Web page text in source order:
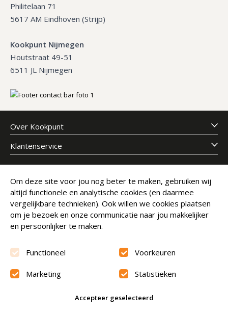
Philitelaan 71
5617 AM Eindhoven (Strijp)
Kookpunt Nijmegen
Houtstraat 49-51
6511 JL Nijmegen
Over Kookpunt
Klantenservice
Meld je aan voor onze nieuwsbrief
E-mailadres
Abonneer
Beoordeling9.6
Om deze site voor jou nog beter te maken, gebruiken wij
altijd functionele en analytische cookies (en daarmee
vergelijkbare technieken). Ook willen we cookies plaatsen
om je bezoek en onze communicatie naar jou makkelijker
en persoonlijker te maken.
Functioneel Voorkeuren
Marketing Statistieken
Accepteer geselecteerd